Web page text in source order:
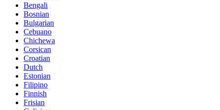
Bengali
Bosnian
Bulgarian
Cebuano
Chichewa
Corsican
Croatian
Dutch
Estonian
Filipino
Finnish
Frisian